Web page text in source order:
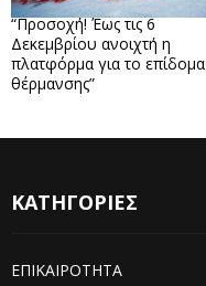
“Προσοχή! Έως τις 6
Δεκεμβρίου ανοιχτή η
πλατφόρμα για το επίδομα
θέρμανσης”
ΚΑΤΗΓΟΡΙΕΣ
ΕΠΙΚΑΙΡΟΤΗΤΑ